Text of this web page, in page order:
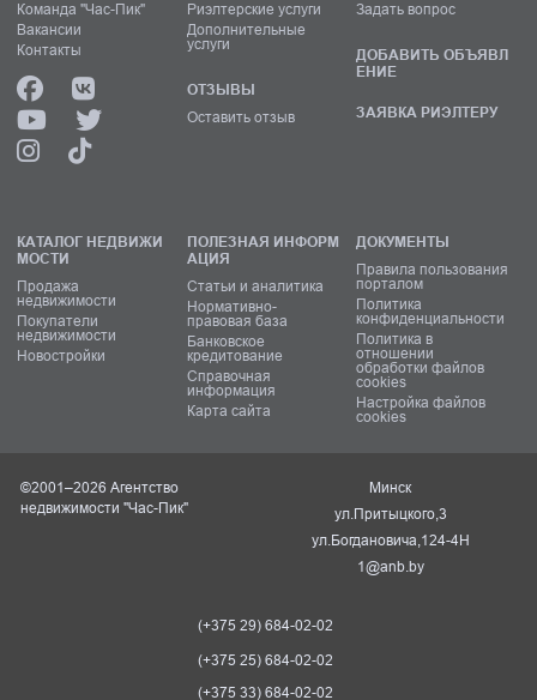
Команда "Час-Пик"
Вакансии
Контакты
Риэлтерские услуги
Дополнительные
услуги
ОТЗЫВЫ
Оставить отзыв
Задать вопрос
ДОБАВИТЬ ОБЪЯВЛ
ЕНИЕ
ЗАЯВКА РИЭЛТЕРУ
КАТАЛОГ НЕДВИЖИ
МОСТИ
Продажа
недвижимости
Покупатели
недвижимости
Новостройки
ПОЛЕЗНАЯ ИНФОРМ
АЦИЯ
Статьи и аналитика
Нормативно-
правовая база
Банковское
кредитование
Справочная
информация
Карта сайта
ДОКУМЕНТЫ
Правила пользования
порталом
Политика
конфиденциальности
Политика в
отношении
обработки файлов
cookies
Настройка файлов
cookies
©2001–2026 Агентство
недвижимости "Час-Пик"
Минск
ул.Притыцкого,3
ул.Богдановича,124-4Н
1@anb.by
(+375 29) 684-02-02
(+375 25) 684-02-02
(+375 33) 684-02-02